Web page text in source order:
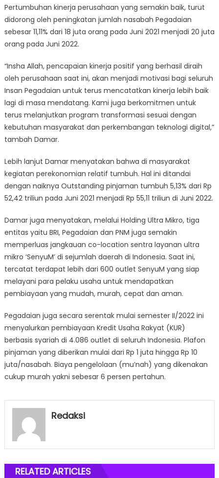
Pertumbuhan kinerja perusahaan yang semakin baik, turut
didorong oleh peningkatan jumlah nasabah Pegadaian
sebesar 11,11% dari 18 juta orang pada Juni 2021 menjadi 20 juta
orang pada Juni 2022.
“Insha Allah, pencapaian kinerja positif yang berhasil diraih
oleh perusahaan saat ini, akan menjadi motivasi bagi seluruh
Insan Pegadaian untuk terus mencatatkan kinerja lebih baik
lagi di masa mendatang. Kami juga berkomitmen untuk
terus melanjutkan program transformasi sesuai dengan
kebutuhan masyarakat dan perkembangan teknologi digital,”
tambah Damar.
Lebih lanjut Damar menyatakan bahwa di masyarakat
kegiatan perekonomian relatif tumbuh. Hal ini ditandai
dengan naiknya Outstanding pinjaman tumbuh 5,13% dari Rp
52,42 triliun pada Juni 2021 menjadi Rp 55,11 triliun di Juni 2022.
Damar juga menyatakan, melalui Holding Ultra Mikro, tiga
entitas yaitu BRI, Pegadaian dan PNM juga semakin
memperluas jangkauan co-location sentra layanan ultra
mikro ‘SenyuM’ di sejumlah daerah di Indonesia. Saat ini,
tercatat terdapat lebih dari 600 outlet SenyuM yang siap
melayani para pelaku usaha untuk mendapatkan
pembiayaan yang mudah, murah, cepat dan aman.
Pegadaian juga secara serentak mulai semester II/2022 ini
menyalurkan pembiayaan Kredit Usaha Rakyat (KUR)
berbasis syariah di 4.086 outlet di seluruh Indonesia. Plafon
pinjaman yang diberikan mulai dari Rp 1 juta hingga Rp 10
juta/nasabah. Biaya pengelolaan (mu’nah) yang dikenakan
cukup murah yakni sebesar 6 persen pertahun.
Redaksi
RELATED ARTICLES